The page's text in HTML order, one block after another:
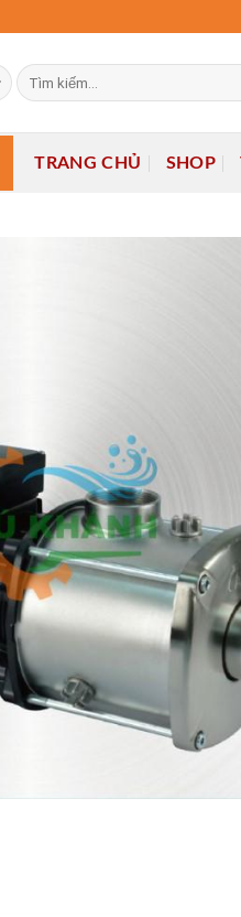
Tìm
kiếm:
TRANG CHỦ SHOP